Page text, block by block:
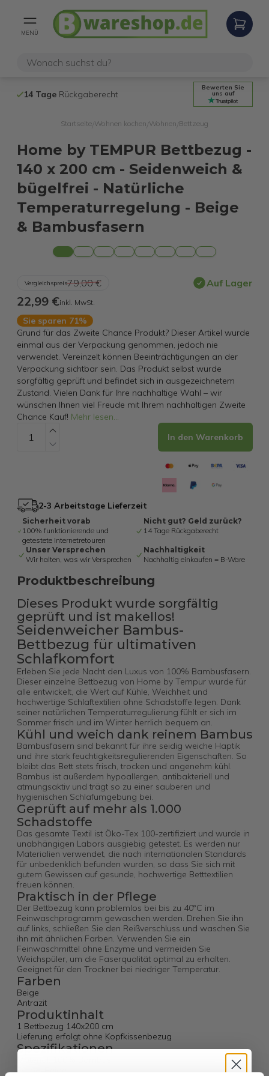
MENÜ
14 Tage Rückgaberecht Kostenloser
Bewerten Sie
uns auf
Startseite Wohnen kochen Wohnen Bettzeug
Home by TEMPUR Bettbezug -
140 x 200 cm - Seidenweich &
bügelfrei - Natürliche
Temperaturregelung - Beige
& Bambusfasern
Vergleichspreis79,00 € Auf Lager
22,99 €inkl. MwSt.
Sie sparen 71%
Grund für das Zweite Chance Produkt? Dieser Artikel wurde
einmal aus der Verpackung genommen, jedoch nie
verwendet. Vereinzelt können Beeinträchtigungen an der
Verpackung sichtbar sein. Das Produkt selbst wurde
sorgfältig geprüft und befindet sich in ausgezeichnetem
Zustand. Vielen Dank für Ihre nachhaltige Wahl – wir
wünschen Ihnen viel Freude mit Ihrem nachhaltigen Zweite
Chance Kauf! Mehr lesen...
In den Warenkorb
2-3 Arbeitstage Lieferzeit
Sicherheit vorab
100% funktionierende und
getestete Internetretouren
Nicht gut? Geld zurück?
14 Tage Rückgaberecht
Unser Versprechen
Wir halten, was wir Versprechen
Nachhaltigkeit
Nachhaltig einkaufen = B-Ware
Produktbeschreibung
Dieses Produkt wurde sorgfältig
geprüft und ist makellos!
Seidenweicher Bambus-
Bettbezug für ultimativen
Schlafkomfort
Erleben Sie jede Nacht den Luxus von 100% Bambusfasern.
Dieser einzelne Bettbezug von Home by Tempur wurde für
alle entwickelt, die Wert auf Kühle, Weichheit und
hochwertige Schlaftextilien ohne Schadstoffe legen. Dank
seiner natürlichen Temperaturregulierung fühlt er sich im
Sommer frisch und im Winter herrlich bequem an.
Kühl und weich dank reinem Bambus
Bambusfasern sind bekannt für ihre seidig weiche Haptik
und ihre stark feuchtigkeitsregulierenden Eigenschaften. So
bleibt das Bett stets frisch, trocken und angenehm kühl.
Bambus ist außerdem hypoallergen, antibakteriell und
atmungsaktiv und trägt so zu einer sauberen und
hygienischen Schlafumgebung bei.
Geprüft auf mehr als 1.000
Schadstoffe
Das gesamte Textil ist Öko-Tex 100-zertifiziert und wurde in
unabhängigen Labors ausgiebig getestet. Es werden nur
Materialien verwendet, die nach internationalen Standards
für unbedenklich befunden wurden, so dass Sie sich mit
gutem Gewissen auf gesunde, hochwertige Betttextilien
freuen können.
Praktisch in der Pflege
Der Bettbezug kann problemlos bei bis zu 40°C im
Feinwaschprogramm gewaschen werden. Drehen Sie ihn
auf links, schließen Sie den Reißverschluss und waschen Sie
ihn mit ähnlichen Farben. Verwenden Sie ein
Feinwaschmittel ohne Enzyme und vermeiden Sie
Weichspüler, um die Faserqualität optimal zu erhalten.
Geeignet für den Trockner bei niedriger Temperatur.
Farben
Beige
Antrazit
Produktinhalt
1 Bettbezug 140x200 cm
Lieferung erfolgt ohne Kopfkissenbezug
Spezifikationen
Farbe: Beige